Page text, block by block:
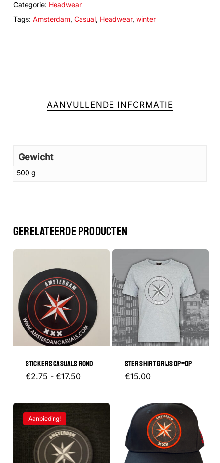
Categorie: Headwear
Tags: Amsterdam, Casual, Headwear, winter
AANVULLENDE INFORMATIE
Gewicht
500 g
GERELATEERDE PRODUCTEN
STICKERS CASUALS ROND
€2.75 - €17.50Prijsklasse:
Dit
variaties.
Deze
STER SHIRT GRIJS OP=OP
€15.00
heeft
variaties.
Deze
Aanbieding!